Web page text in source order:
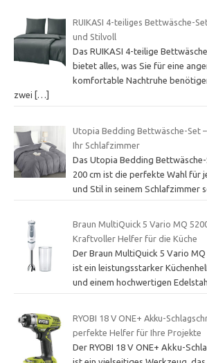
RUIKASI 4-teiliges Bettwäsche-
und Stilvoll
Das RUIKASI 4-teilige
bietet alles, was Sie für eine
komfortable Nachtruhe
zwei
[…]
Utopia Bedding Bettwäsche-Set
Ihr Schlafzimmer
Das Utopia Bedding
200 cm ist die perfekte Wahl für
und Stil in seinem Schlafzimmer
Braun MultiQuick 5 Vario MQ
Kraftvoller Helfer für die Küche
Der Braun MultiQuick 5 Vario
ist ein leistungsstarker
und einem hochwertigen
RYOBI 18 V ONE+ Akku-
perfekte Helfer für Ihre Projekte
Der RYOBI 18 V ONE+ Akku-